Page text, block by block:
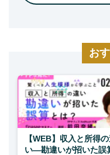
お
【WEB】収入と所得
い―勘違いが招いた誤